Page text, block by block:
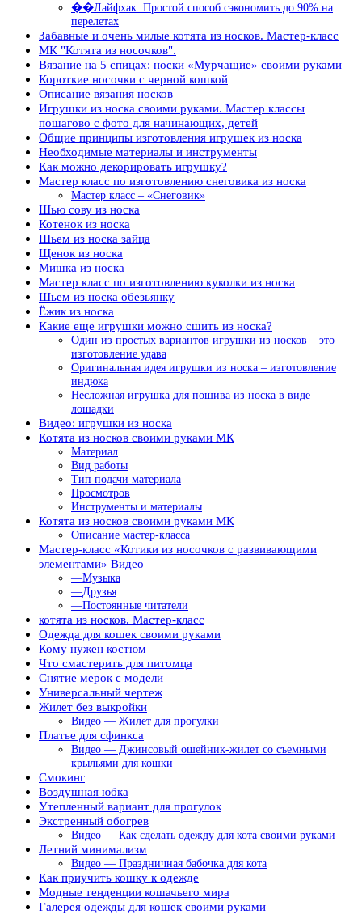
��Лайфхак: Простой способ сэкономить до 90% на
перелетах
Забавные и очень милые котята из носков. Мастер-класс
МК "Котята из носочков".
Вязание на 5 спицах: носки «Мурчащие» своими руками
Короткие носочки с черной кошкой
Описание вязания носков
Игрушки из носка своими руками. Мастер классы
пошагово с фото для начинающих, детей
Общие принципы изготовления игрушек из носка
Необходимые материалы и инструменты
Как можно декорировать игрушку?
Мастер класс по изготовлению снеговика из носка
Мастер класс – «Снеговик»
Шью сову из носка
Котенок из носка
Шьем из носка зайца
Щенок из носка
Мишка из носка
Мастер класс по изготовлению куколки из носка
Шьем из носка обезьянку
Ёжик из носка
Какие еще игрушки можно сшить из носка?
Один из простых вариантов игрушки из носков – это
изготовление удава
Оригинальная идея игрушки из носка – изготовление
индюка
Несложная игрушка для пошива из носка в виде
лошадки
Видео: игрушки из носка
Котята из носков своими руками МК
Материал
Вид работы
Тип подачи материала
Просмотров
Инструменты и материалы
Котята из носков своими руками МК
Описание мастер-класса
Мастер-класс «Котики из носочков с развивающими
элементами» Видео
—Музыка
—Друзья
—Постоянные читатели
котята из носков. Мастер-класс
Одежда для кошек своими руками
Кому нужен костюм
Что смастерить для питомца
Снятие мерок с модели
Универсальный чертеж
Жилет без выкройки
Видео — Жилет для прогулки
Платье для сфинкса
Видео — Джинсовый ошейник-жилет со съемными
крыльями для кошки
Смокинг
Воздушная юбка
Утепленный вариант для прогулок
Экстренный обогрев
Видео — Как сделать одежду для кота своими руками
Летний минимализм
Видео — Праздничная бабочка для кота
Как приучить кошку к одежде
Модные тенденции кошачьего мира
Галерея одежды для кошек своими руками